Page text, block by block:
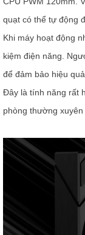
quạt có thể tự động
Khi máy hoạt động
kiệm điện năng.
để đảm bảo hiệu
Đây là tính năng rất
phòng thường